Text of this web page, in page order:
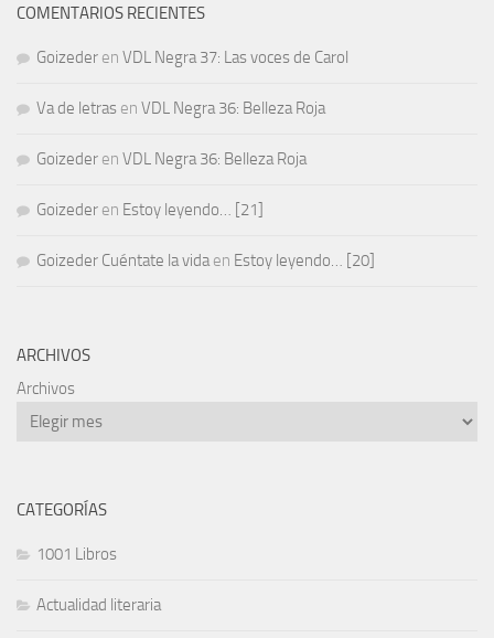
COMENTARIOS RECIENTES
Goizeder en VDL Negra 37: Las voces de Carol
Va de letras en VDL Negra 36: Belleza Roja
Goizeder en VDL Negra 36: Belleza Roja
Goizeder en Estoy leyendo… [21]
Goizeder Cuéntate la vidaen Estoy leyendo… [20]
ARCHIVOS
Archivos
CATEGORÍAS
1001 Libros
Actualidad literaria